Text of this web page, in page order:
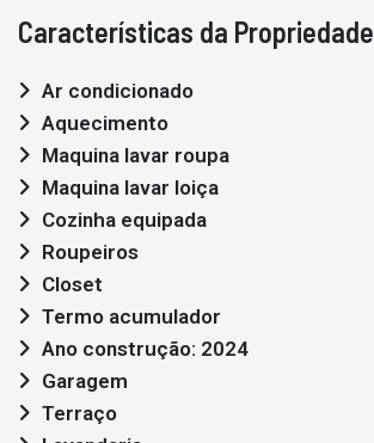
Características da Propriedade
Ar condicionado
Aquecimento
Maquina lavar roupa
Maquina lavar loiça
Cozinha equipada
Roupeiros
Closet
Termo acumulador
Ano construção: 2024
Garagem
Terraço